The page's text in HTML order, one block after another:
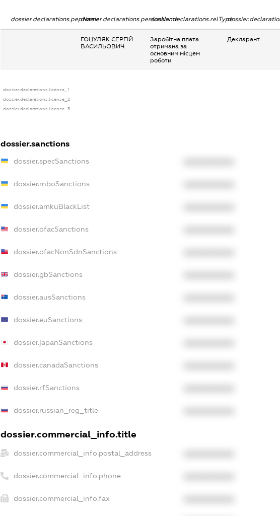
dossier.declarations.pepNamedossier.declarations.personNamedossier.declarations.relType
ГОЦУЛЯК СЕРГІЙ
ВАСИЛЬОВИЧ
Заробітна плата
отримана за
основним місцем
роботи
Декларант
dossier.declarations.license_1
dossier.declarations.license_2
dossier.declarations.license_3
dossier.sanctions
dossier.specSanctions
dossier.rnboSanctions
dossier.amkuBlackList
dossier.ofacSanctions
dossier.ofacNonSdnSanctions
dossier.gbSanctions
dossier.ausSanctions
dossier.euSanctions
dossier.japanSanctions
dossier.canadaSanctions
dossier.rfSanctions
dossier.russian_reg_title
dossier.commercial_info.title
dossier.commercial_info.postal_address
dossier.commercial_info.phone
dossier.commercial_info.fax